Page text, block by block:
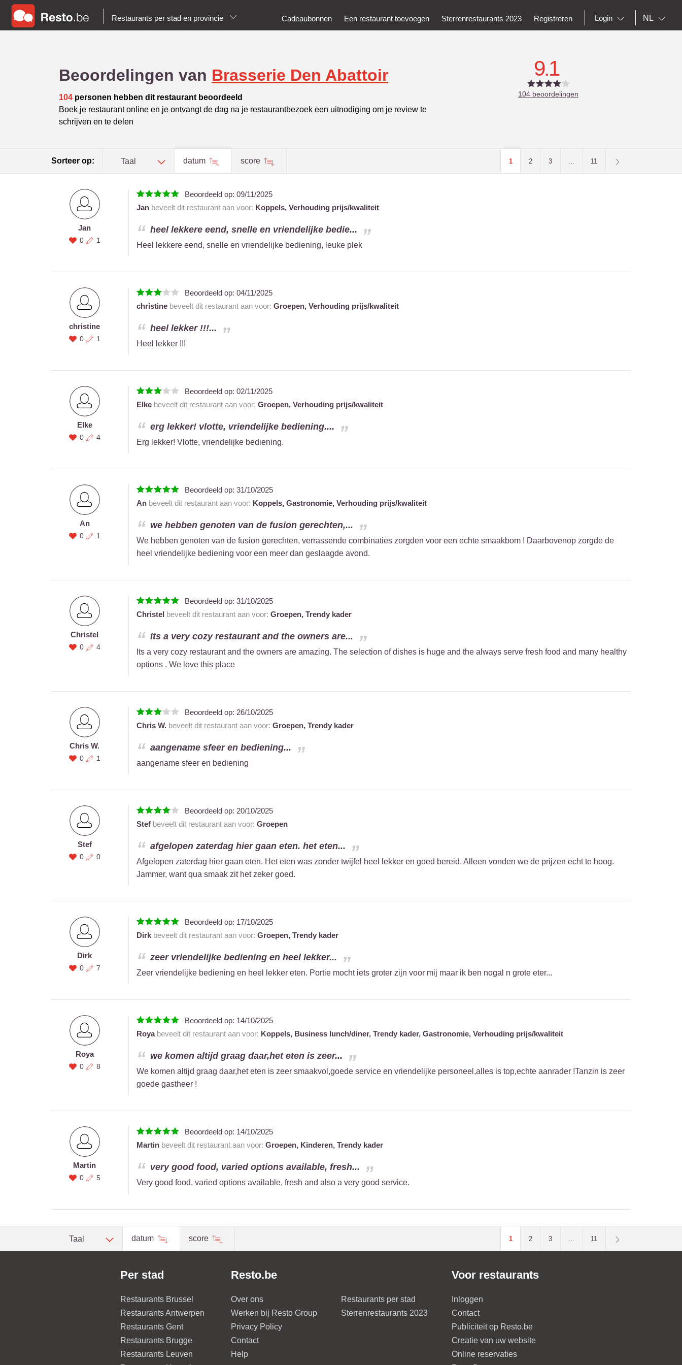
Restaurants per stad en provincie Cadeaubonnen Een restaurant toevoegen Sterrenrestaurants 2023 Registreren Login NL
Beoordelingen van Brasserie Den Abattoir
104personen hebben dit restaurant beoordeeld
Boek je restaurant online en je ontvangt de dag na je restaurantbezoek een uitnodiging om je review te
schrijven en te delen
9.1
104beoordelingen
Sorteer op: Taal datum score 1 2 3 ... 11
Jan
0 1
Beoordeeld op: 09/11/2025
Janbeveelt dit restaurant aan voor: Koppels, Verhouding prijs/kwaliteit
heel lekkere eend, snelle en vriendelijke bedie...
Heel lekkere eend, snelle en vriendelijke bediening, leuke plek
christine
0 1
Beoordeeld op: 04/11/2025
christinebeveelt dit restaurant aan voor: Groepen, Verhouding prijs/kwaliteit
heel lekker !!!...
Heel lekker !!!
Elke
0 4
Beoordeeld op: 02/11/2025
Elkebeveelt dit restaurant aan voor: Groepen, Verhouding prijs/kwaliteit
erg lekker! vlotte, vriendelijke bediening....
Erg lekker! Vlotte, vriendelijke bediening.
An
0 1
Beoordeeld op: 31/10/2025
Anbeveelt dit restaurant aan voor: Koppels, Gastronomie, Verhouding prijs/kwaliteit
we hebben genoten van de fusion gerechten,...
We hebben genoten van de fusion gerechten, verrassende combinaties zorgden voor een echte smaakbom ! Daarbovenop zorgde de
heel vriendelijke bediening voor een meer dan geslaagde avond.
Christel
0 4
Beoordeeld op: 31/10/2025
Christel beveelt dit restaurant aan voor: Groepen, Trendy kader
its a very cozy restaurant and the owners are...
Its a very cozy restaurant and the owners are amazing. The selection of dishes is huge and the always serve fresh food and many healthy
options . We love this place
Chris W.
0 1
Beoordeeld op: 26/10/2025
Chris W.beveelt dit restaurant aan voor: Groepen, Trendy kader
aangename sfeer en bediening...
aangename sfeer en bediening
Stef
0 0
Beoordeeld op: 20/10/2025
Stefbeveelt dit restaurant aan voor: Groepen
afgelopen zaterdag hier gaan eten. het eten...
Afgelopen zaterdag hier gaan eten. Het eten was zonder twijfel heel lekker en goed bereid. Alleen vonden we de prijzen echt te hoog.
Jammer, want qua smaak zit het zeker goed.
Dirk
0 7
Beoordeeld op: 17/10/2025
Dirkbeveelt dit restaurant aan voor: Groepen, Trendy kader
zeer vriendelijke bediening en heel lekker...
Zeer vriendelijke bediening en heel lekker eten. Portie mocht iets groter zijn voor mij maar ik ben nogal n grote eter...
Roya
0 8
Beoordeeld op: 14/10/2025
Royabeveelt dit restaurant aan voor: Koppels, Business lunch/diner, Trendy kader, Gastronomie, Verhouding prijs/kwaliteit
we komen altijd graag daar,het eten is zeer...
We komen altijd graag daar,het eten is zeer smaakvol,goede service en vriendelijke personeel,alles is top,echte aanrader !Tanzin is zeer
goede gastheer !
Martin
0 5
Beoordeeld op: 14/10/2025
Martinbeveelt dit restaurant aan voor: Groepen, Kinderen, Trendy kader
very good food, varied options available, fresh...
Very good food, varied options available, fresh and also a very good service.
Taal datum score 1 2 3 ... 11
Per stad
Restaurants Brussel
Restaurants Antwerpen
Restaurants Gent
Restaurants Brugge
Restaurants Leuven
Resto.be
Over ons
Werken bij Resto Group
Privacy Policy
Contact
Help
Restaurants per stad
Sterrenrestaurants 2023
Voor restaurants
Inloggen
Contact
Publiciteit op Resto.be
Creatie van uw website
Online reservaties